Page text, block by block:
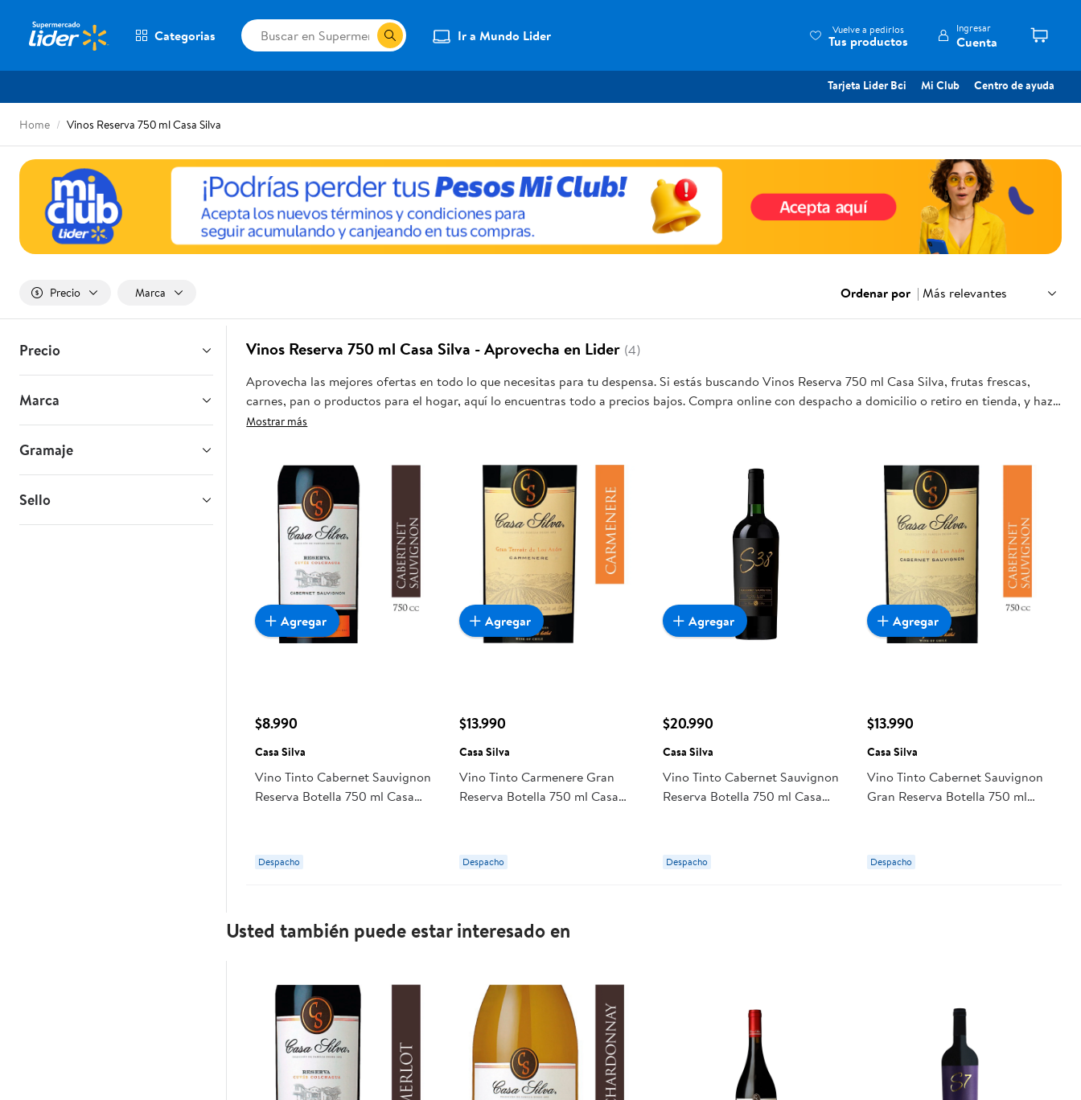
Categorias Ir a Mundo Lider Vuelve a pedirlos
Tus productos
Ingresar
Cuenta
Tarjeta Lider Bci Mi Club Centro de ayuda
Home Vinos Reserva 750 ml Casa Silva
Precio Marca Ordenar por | Más relevantes
Precio
Marca
Gramaje
Sello
Vinos Reserva 750 ml Casa Silva - Aprovecha en Lider (4)
Aprovecha las mejores ofertas en todo lo que necesitas para tu despensa. Si estás buscando Vinos Reserva 750 ml Casa Silva, frutas frescas,
carnes, pan o productos para el hogar, aquí lo encuentras todo a precios bajos. Compra online con despacho a domicilio o retiro en tienda, y haz
que esta oportunidad sea realmente conveniente para ti y tu familia.
Mostrar más
$8.990
Casa Silva
Vino Tinto Cabernet Sauvignon
Reserva Botella 750 ml Casa
Despacho
Agregar
$13.990
Casa Silva
Vino Tinto Carmenere Gran
Reserva Botella 750 ml Casa
Despacho
Agregar
$20.990
Casa Silva
Vino Tinto Cabernet Sauvignon
Reserva Botella 750 ml Casa
Despacho
Agregar
$13.990
Casa Silva
Vino Tinto Cabernet Sauvignon
Gran Reserva Botella 750 ml
Despacho
Agregar
Usted también puede estar interesado en